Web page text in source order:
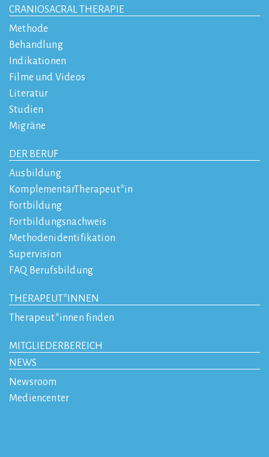
CRANIOSACRAL THERAPIE
Methode
Behandlung
Indikationen
Filme und Videos
Literatur
Studien
Migräne
DER BERUF
Ausbildung
KomplementärTherapeut*in
Fortbildung
Fortbildungsnachweis
Methodenidentifikation
Supervision
FAQ Berufsbildung
THERAPEUT*INNEN
Therapeut*innen finden
MITGLIEDERBEREICH
NEWS
Newsroom
Mediencenter